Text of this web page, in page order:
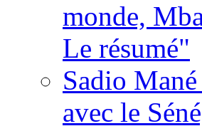
monde,
Le résumé"
Sadio
avec le